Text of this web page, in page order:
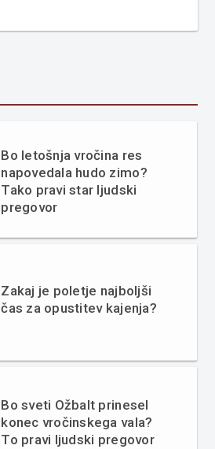
Bo letošnja vročina res
napovedala hudo zimo?
Tako pravi star ljudski
pregovor
Zakaj je poletje najboljši
čas za opustitev kajenja?
Bo sveti Ožbalt prinesel
konec vročinskega vala?
To pravi ljudski pregovor